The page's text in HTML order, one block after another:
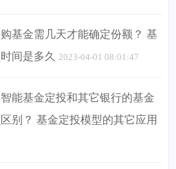
基金需几天才能确定份额？ 基
间是多久 2023-04-01 08:01:47
能基金定投和其它银行的基金
别？ 基金定投模型的其它应用